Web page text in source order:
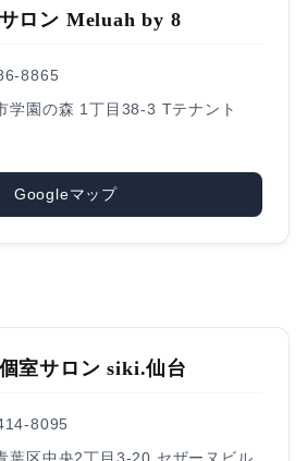
ロン Meluah by 8
8865
学園の森 1丁目38-3 Tテナント
Googleマップ
室サロン siki.仙台
8095
葉区中央2丁目3-20 セザーヌビル